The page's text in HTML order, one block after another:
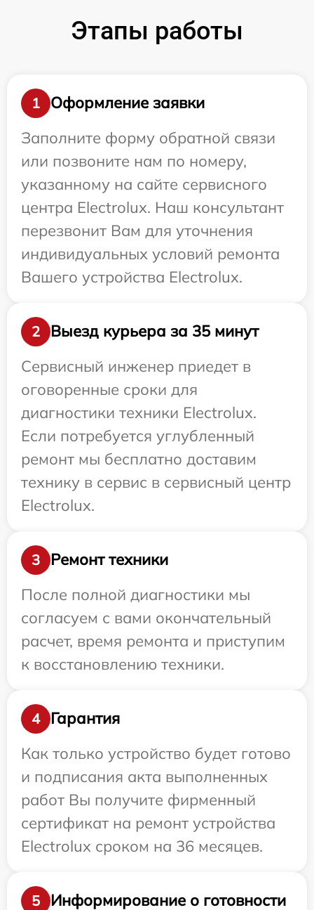
Этапы работы
1
Оформление заявки
Заполните форму обратной связи
или позвоните нам по номеру,
указанному на сайте сервисного
центра Electrolux. Наш консультант
перезвонит Вам для уточнения
индивидуальных условий ремонта
Вашего устройства Electrolux.
2
Выезд курьера за 35 минут
Сервисный инженер приедет в
оговоренные сроки для
диагностики техники Electrolux.
Если потребуется углубленный
ремонт мы бесплатно доставим
технику в сервис в сервисный центр
Electrolux.
3
Ремонт техники
После полной диагностики мы
согласуем с вами окончательный
расчет, время ремонта и приступим
к восстановлению техники.
4
Гарантия
Как только устройство будет готово
и подписания акта выполненных
работ Вы получите фирменный
сертификат на ремонт устройства
Electrolux сроком на 36 месяцев.
5 Информирование о готовности